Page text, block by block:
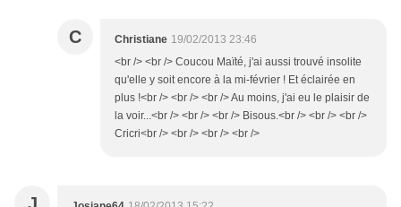
C Christiane 19/02/2013 23:46
<br /> <br /> Coucou Maïté, j'ai aussi trouvé insolite
qu'elle y soit encore à la mi-février ! Et éclairée en
plus !<br /> <br /> <br /> Au moins, j'ai eu le plaisir de
la voir...<br /> <br /> <br /> Bisous.<br /> <br /> <br />
Cricri<br /> <br /> <br /> <br />